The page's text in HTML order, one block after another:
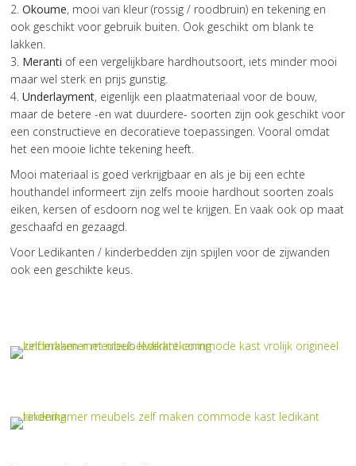
2. Okoume, mooi van kleur (rossig / roodbruin) en tekening en
ook geschikt voor gebruik buiten. Ook geschikt om blank te
lakken.
3. Meranti of een vergelijkbare hardhoutsoort, iets minder mooi
maar wel sterk en prijs gunstig.
4. Underlayment, eigenlijk een plaatmateriaal voor de bouw,
maar de betere -en wat duurdere- soorten zijn ook geschikt voor
een constructieve en decoratieve toepassingen. Vooral omdat
het een mooie lichte tekening heeft.
Mooi materiaal is goed verkrijgbaar en als je bij een echte
houthandel informeert zijn zelfs mooie hardhout soorten zoals
eiken, kersen of esdoorn nog wel te krijgen. En vaak ook op maat
geschaafd en gezaagd.
Voor Ledikanten / kinderbedden zijn spijlen voor de zijwanden
ook een geschikte keus.